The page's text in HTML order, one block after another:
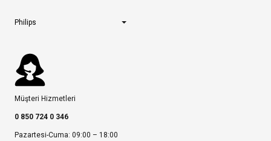
Philips
Müşteri Hizmetleri
0 850 724 0 346
Pazartesi-Cuma: 09:00 – 18:00